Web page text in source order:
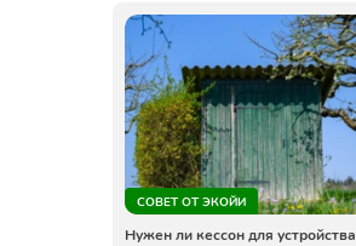
СОВЕТ ОТ ЭКОЙИ
Нужен ли кессон для устройства